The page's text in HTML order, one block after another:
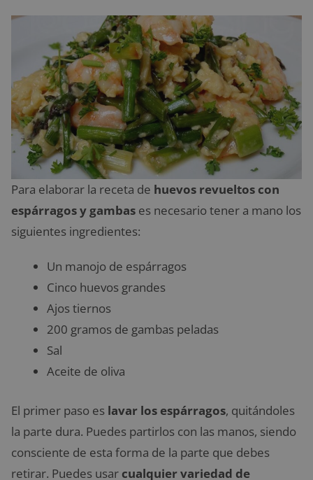
Para elaborar la receta de huevos revueltos con
espárragos y gambas es necesario tener a mano los
siguientes ingredientes:
Un manojo de espárragos
Cinco huevos grandes
Ajos tiernos
200 gramos de gambas peladas
Sal
Aceite de oliva
El primer paso es lavar los espárragos, quitándoles
la parte dura. Puedes partirlos con las manos, siendo
consciente de esta forma de la parte que debes
retirar. Puedes usar cualquier variedad de